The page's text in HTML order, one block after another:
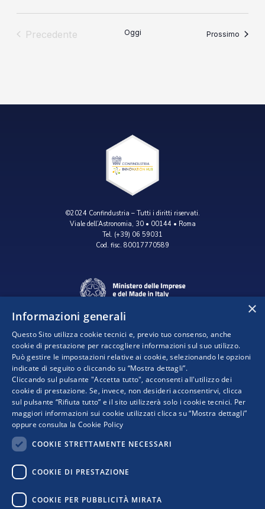
Precedente
Oggi ProssimoEventi
©2024 Confindustria – Tutti i diritti riservati.
Viale dell’Astronomia, 30 • 00144 • Roma
Tel. (+39) 06 59031
Cod. fisc. 80017770589
Progetto realizzato da:
I punti di vista e le opinioni espresse sono solo quelli degli autori e non riflettono
necessariamente quelli dell’Unione Europea o della Commissione Europea. Né l’Unione
×
Informazioni generali
Questo Sito utilizza cookie tecnici e, previo tuo consenso, anche
cookie di prestazione per raccogliere informazioni sul suo utilizzo.
Può gestire le impostazioni relative ai cookie, selezionando le opzioni
indicate di seguito o cliccando su “Mostra dettagli”.
Cliccando sul pulsante "Accetta tutto", acconsenti all'utilizzo dei
cookie di prestazione. Se, invece, non desideri acconsentirvi, clicca
sul pulsante “Rifiuta tutto” e il sito utilizzerà solo i cookie tecnici. Per
maggiori informazioni sui cookie utilizzati clicca su “Mostra dettagli”
oppure consulta la Cookie Policy
COOKIE STRETTAMENTE NECESSARI
COOKIE DI PRESTAZIONE
COOKIE PER PUBBLICITÀ MIRATA